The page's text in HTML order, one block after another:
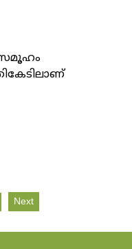
സമൂഹം
Next